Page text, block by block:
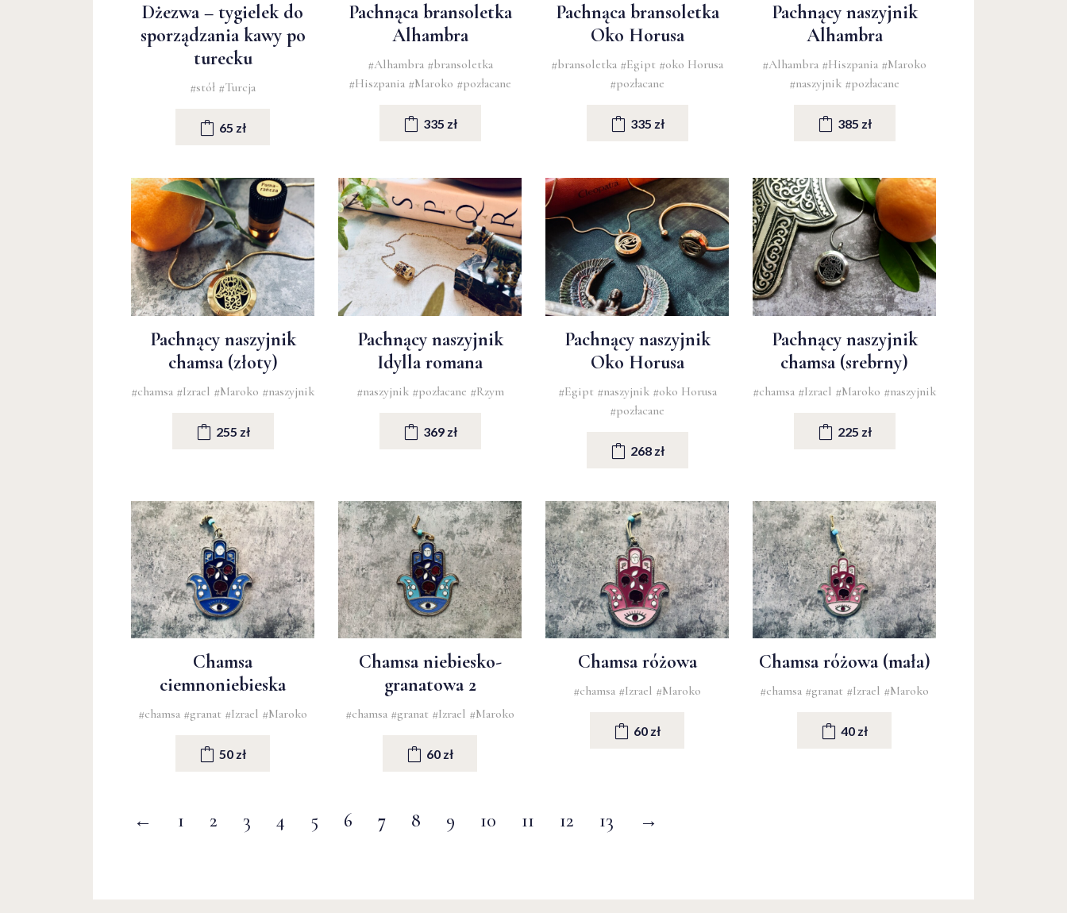
Dżezwa – tygielek do
sporządzania kawy po
turecku
#stół #Turcja
65 zł
Pachnąca bransoletka
Alhambra
#Alhambra #bransoletka
#Hiszpania #Maroko #pozłacane
335 zł
Pachnąca bransoletka
Oko Horusa
#bransoletka #Egipt #oko Horusa
#pozłacane
335 zł
Pachnący naszyjnik
Alhambra
#Alhambra #Hiszpania #Maroko
#naszyjnik #pozłacane
385 zł
Pachnący naszyjnik
chamsa (złoty)
#chamsa #Izrael #Maroko #naszyjnik
255 zł
Pachnący naszyjnik
Idylla romana
#naszyjnik #pozłacane #Rzym
369 zł
Pachnący naszyjnik
Oko Horusa
#Egipt #naszyjnik #oko Horusa
#pozłacane
268 zł
Pachnący naszyjnik
chamsa (srebrny)
#chamsa #Izrael #Maroko #naszyjnik
225 zł
Chamsa
ciemnoniebieska
#chamsa #granat #Izrael #Maroko
50 zł
Chamsa niebiesko-
granatowa 2
#chamsa #granat #Izrael #Maroko
60 zł
Chamsa różowa
#chamsa #Izrael #Maroko
60 zł
Chamsa różowa (mała)
#chamsa #granat #Izrael #Maroko
40 zł
← 1 2 3 4 5 6 7 8 9 10 11 12 13 →